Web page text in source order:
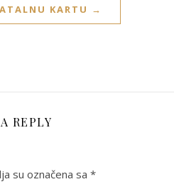
KARTU →
REPLY
su označena sa *